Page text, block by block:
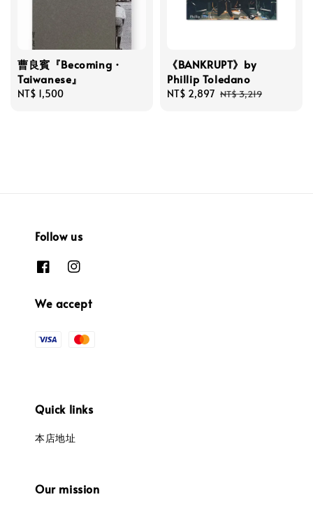
曹良賓『Becoming・
Taiwanese』
Regular
NT$ 1,500
《BANKRUPT》by
Phillip Toledano
Sale
NT$ 2,897 Regular
NT$ 3,219
Follow us
We accept
Quick links
本店地址
Our mission